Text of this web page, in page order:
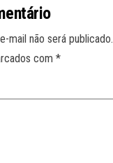
mail não será publicado.
com *